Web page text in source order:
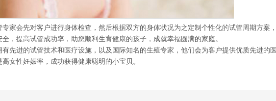
会先对客户进行身体检查，然后根据双方的身体状况为之定制个性化的试管周期方案
，提高试管成功率，助您顺利生育健康的孩子，成就幸福圆满的家庭。
进的试管技术和医疗设施，以及国际知名的生殖专家，他们会为客户提供优质先进的
女性妊娠率，成功获得健康聪明的小宝贝。